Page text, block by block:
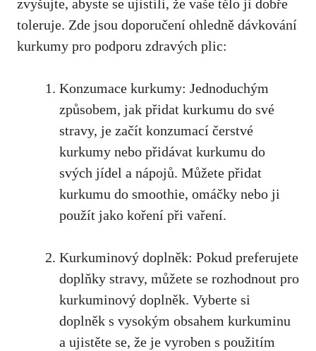
zvyšujte, abyste se ujistili, že vaše tělo ji dobře
toleruje. ​Zde jsou ⁤doporučení ohledně dávkování
kurkumy pro podporu zdravých plic:
Konzumace kurkumy: Jednoduchým
způsobem, jak⁢ přidat kurkumu do své
stravy, je začít konzumací čerstvé
kurkumy nebo přidávat kurkumu do
svých ‍jídel a nápojů. Můžete⁣ přidat
kurkumu do⁤ smoothie, omáčky nebo ji
použít jako koření při vaření.
Kurkuminový doplněk: Pokud ⁣preferujete⁢
doplňky ⁣stravy, můžete se‍ rozhodnout pro
kurkuminový doplněk. Vyberte ⁢si
⁢doplněk ⁢s vysokým obsahem kurkuminu
a ujistěte‌ se, že je vyroben‍ s použitím